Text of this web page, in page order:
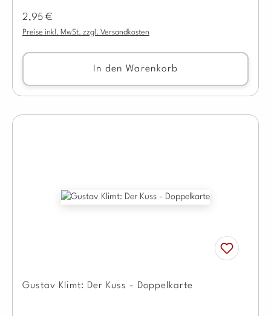
Regulärer Preis:
2,95 €
Preise inkl. MwSt. zzgl. Versandkosten
In den Warenkorb
Gustav Klimt: Der Kuss - Doppelkarte